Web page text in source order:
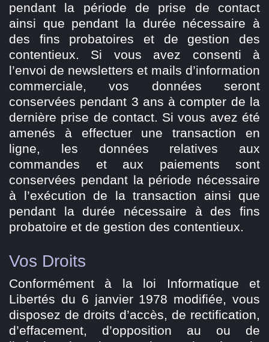
pendant la période de prise de contact
ainsi que pendant la durée nécessaire à
des fins probatoires et de gestion des
contentieux. Si vous avez consenti à
l’envoi de newsletters et mails d’information
commerciale, vos données seront
conservées pendant 3 ans à compter de la
dernière prise de contact. Si vous avez été
amenés à effectuer une transaction en
ligne, les données relatives aux
commandes et aux paiements sont
conservées pendant la période nécessaire
à l’exécution de la transaction ainsi que
pendant la durée nécessaire à des fins
probatoire et de gestion des contentieux.
Vos Droits
Conformément à la loi Informatique et
Libertés du 6 janvier 1978 modifiée, vous
disposez de droits d’accès, de rectification,
d’effacement, d’opposition au ou de